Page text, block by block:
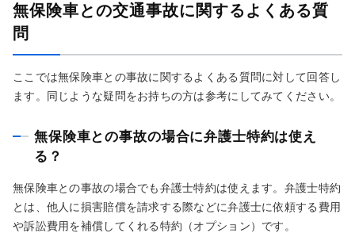
無保険車との交通事故に関するよくある質
問
ここでは無保険車との事故に関するよくある質問に対して回答し
ます。同じような疑問をお持ちの方は参考にしてみてください。
無保険車との事故の場合に弁護士特約は使え
る？
無保険車との事故の場合でも弁護士特約は使えます。弁護士特約
とは、他人に損害賠償を請求する際などに弁護士に依頼する費用
や訴訟費用を補償してくれる特約（オプション）です。